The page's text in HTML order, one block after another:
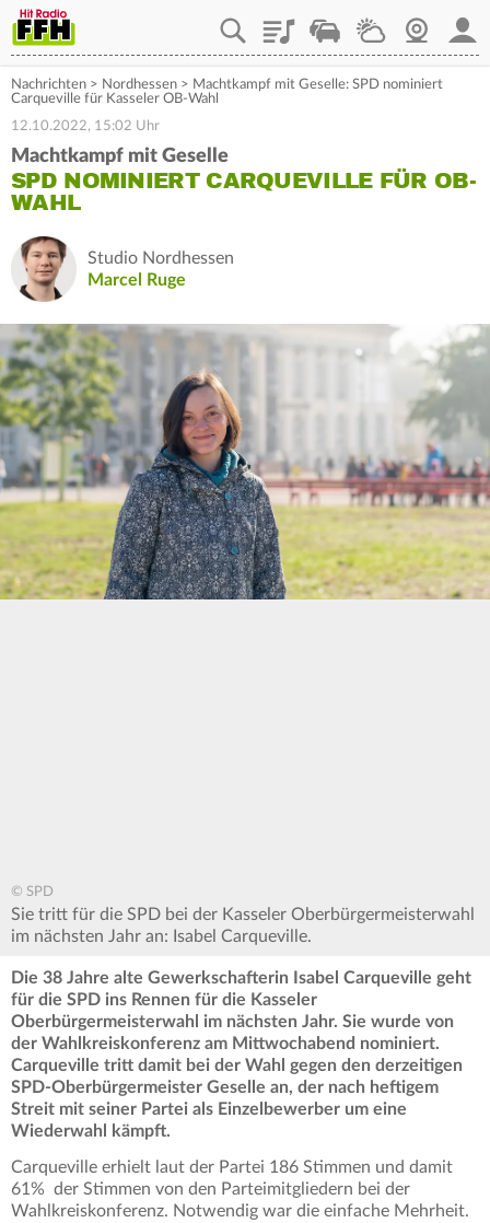
PlaylistStaupilotWetterWebcam
Nachrichten > Nordhessen > Machtkampf mit Geselle: SPD nominiert
Carqueville für Kasseler OB-Wahl
12.10.2022, 15:02 Uhr
Machtkampf mit Geselle
SPD NOMINIERT CARQUEVILLE FÜR OB-
WAHL
Studio Nordhessen
Marcel Ruge
© SPD
Sie tritt für die SPD bei der Kasseler Oberbürgermeisterwahl
im nächsten Jahr an: Isabel Carqueville.
Die 38 Jahre alte Gewerkschafterin Isabel Carqueville geht
für die SPD ins Rennen für die Kasseler
Oberbürgermeisterwahl im nächsten Jahr. Sie wurde von
der Wahlkreiskonferenz am Mittwochabend nominiert.
Carqueville tritt damit bei der Wahl gegen den derzeitigen
SPD-Oberbürgermeister Geselle an, der nach heftigem
Streit mit seiner Partei als Einzelbewerber um eine
Wiederwahl kämpft.
Carqueville erhielt laut der Partei 186 Stimmen und damit
61% der Stimmen von den Parteimitgliedern bei der
Wahlkreiskonferenz. Notwendig war die einfache Mehrheit.